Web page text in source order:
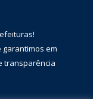
!
garantimos em
transparência